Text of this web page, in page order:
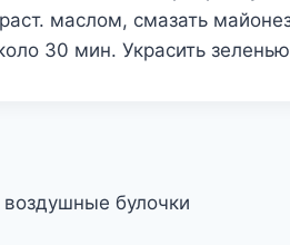
маслом, смазать
30 мин. Украсить
булочки